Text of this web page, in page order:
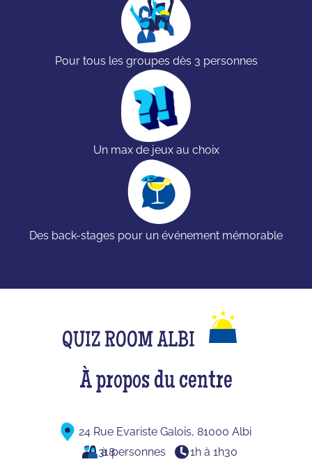
Pour tous les groupes dès 3 personnes
Un max de jeux au choix
Des back-stages pour un événement mémorable
QUIZ ROOM ALBI
À propos du centre
24 Rue Evariste Galois, 81000 Albi
3à18personnes 1h à 1h30